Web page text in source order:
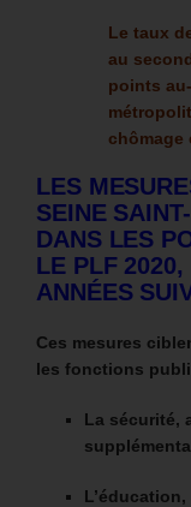
Le taux
au
points
chômage
LES
SEINE
DANS LES
LE PLF 2020,
ANNÉES
Ces mesures
les fonctions
La sécurité,